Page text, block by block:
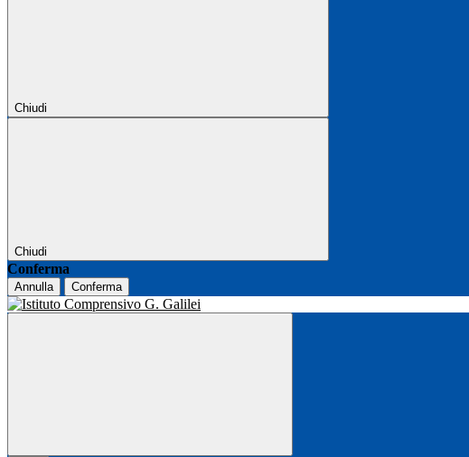
Chiudi
Chiudi
Conferma
Annulla Conferma